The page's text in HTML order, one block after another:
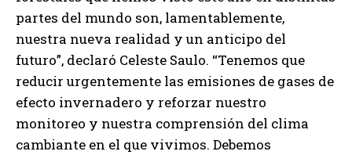
partes del mundo son, lamentablemente,
nuestra nueva realidad y un anticipo del
futuro”, declaró Celeste Saulo. “Tenemos que
reducir urgentemente las emisiones de gases de
efecto invernadero y reforzar nuestro
monitoreo y nuestra comprensión del clima
cambiante en el que vivimos. Debemos